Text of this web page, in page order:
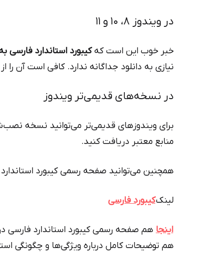
در ویندوز 8، 10 و 11
خبر خوب این است کهکیبورد استاندارد فارسی
نیازی به دانلود جداگانه ندارد. کافی است آن را
در نسخه‌های قدیمی‌تر ویندوز
برای ویندوزهای قدیمی‌تر می‌توانید نسخه
منابع معتبر دریافت کنید.
همچنین می‌توانید صفحه رسمی کیبورد
لینککیبورد فارسی
اینجا هم صفحه رسمی کیبورد استاندارد فارسی
هم توضیحات کامل درباره ویژگی‌ها و چگونگی